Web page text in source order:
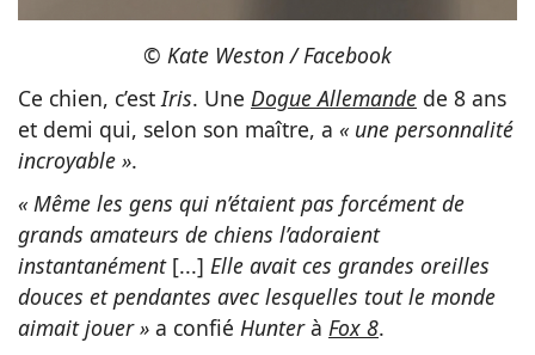
© Kate Weston / Facebook
Ce chien, c’estIris. Une Dogue Allemande de 8 ans
et demi qui, selon son maître, a « une personnalité
incroyable ».
« Même les gens qui n’étaient pas forcément de
grands amateurs de chiens l’adoraient
instantanément[...] Elle avait ces grandes oreilles
douces et pendantes avec lesquelles tout le monde
aimait jouer » a confié Hunterà Fox 8.